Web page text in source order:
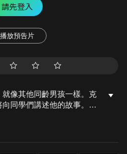
請先登入
播放預告片
像其他同齡男孩一樣。克
同學們講述他的故事。納
冒險的第一章開始了。在